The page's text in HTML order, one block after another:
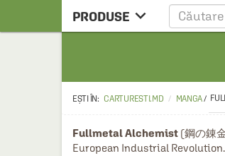
PRODUSE 
CARTE RUSA
MANGA
CARTURESTI.MD MANGA/
Fullmetal Alchemist (鋼の錬
European Industrial